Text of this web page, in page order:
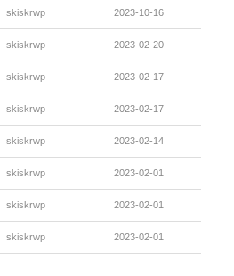
skiskrwp 2023-10-16
skiskrwp 2023-02-20
skiskrwp 2023-02-17
skiskrwp 2023-02-17
skiskrwp 2023-02-14
skiskrwp 2023-02-01
skiskrwp 2023-02-01
skiskrwp 2023-02-01